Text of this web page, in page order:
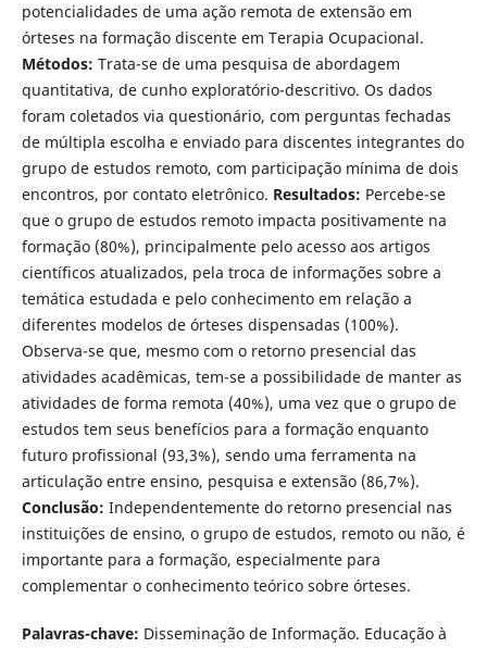
potencialidades de uma ação remota de extensão em
órteses na formação discente em Terapia Ocupacional.
Métodos: Trata-se de uma pesquisa de abordagem
quantitativa, de cunho exploratório-descritivo. Os dados
foram coletados via questionário, com perguntas fechadas
de múltipla escolha e enviado para discentes integrantes do
grupo de estudos remoto, com participação mínima de dois
encontros, por contato eletrônico. Resultados: Percebe-se
que o grupo de estudos remoto impacta positivamente na
formação (80%), principalmente pelo acesso aos artigos
científicos atualizados, pela troca de informações sobre a
temática estudada e pelo conhecimento em relação a
diferentes modelos de órteses dispensadas (100%).
Observa-se que, mesmo com o retorno presencial das
atividades acadêmicas, tem-se a possibilidade de manter as
atividades de forma remota (40%), uma vez que o grupo de
estudos tem seus benefícios para a formação enquanto
futuro profissional (93,3%), sendo uma ferramenta na
articulação entre ensino, pesquisa e extensão (86,7%).
Conclusão: Independentemente do retorno presencial nas
instituições de ensino, o grupo de estudos, remoto ou não, é
importante para a formação, especialmente para
complementar o conhecimento teórico sobre órteses.
Palavras-chave: Disseminação de Informação. Educação à